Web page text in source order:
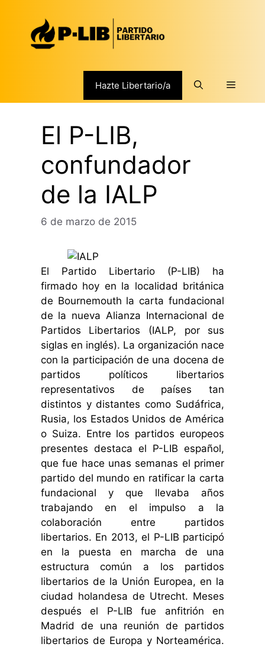
contenido
Hazte Libertario/a Menú
El P-LIB,
confundador
de la IALP
6 de marzo de 2015
El Partido Libertario (P-LIB) ha
firmado hoy en la localidad británica
de Bournemouth la carta fundacional
de la nueva Alianza Internacional de
Partidos Libertarios (IALP, por sus
siglas en inglés). La organización nace
con la participación de una docena de
partidos políticos libertarios
representativos de países tan
distintos y distantes como Sudáfrica,
Rusia, los Estados Unidos de América
o Suiza. Entre los partidos europeos
presentes destaca el P-LIB español,
que fue hace unas semanas el primer
partido del mundo en ratificar la carta
fundacional y que llevaba años
trabajando en el impulso a la
colaboración entre partidos
libertarios. En 2013, el P-LIB participó
en la puesta en marcha de una
estructura común a los partidos
libertarios de la Unión Europea, en la
ciudad holandesa de Utrecht. Meses
después el P-LIB fue anfitrión en
Madrid de una reunión de partidos
libertarios de Europa y Norteamérica.